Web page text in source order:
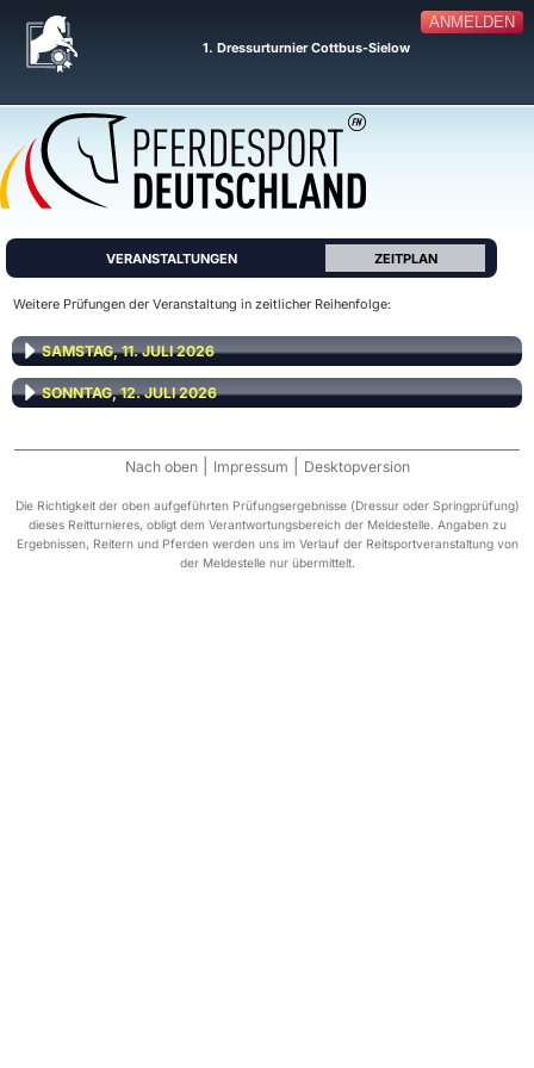
ANMELDEN
1. Dressurturnier Cottbus-Sielow
VERANSTALTUNGEN ZEITPLAN
Weitere Prüfungen der Veranstaltung in zeitlicher Reihenfolge:
SAMSTAG, 11. JULI 2026
SONNTAG, 12. JULI 2026
Nach oben Impressum Desktopversion
Die Richtigkeit der oben aufgeführten Prüfungsergebnisse (Dressur oder Springprüfung)
dieses Reitturnieres, obligt dem Verantwortungsbereich der Meldestelle. Angaben zu
Ergebnissen, Reitern und Pferden werden uns im Verlauf der Reitsportveranstaltung von
der Meldestelle nur übermittelt.